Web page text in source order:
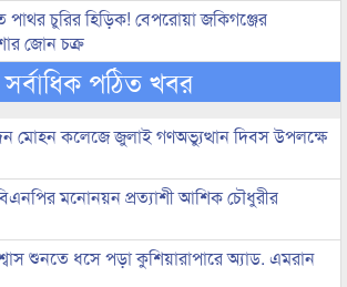
চুরির হিড়িক! বেপরোয়া জকিগঞ্জের
জোন চক্র
সর্বাধিক পঠিত খবর
মোহন কলেজে জুলাই গণঅভ্যুত্থান দিবস উপলক্ষে
মনোনয়ন প্রত্যাশী আশিক চৌধুরীর
শুনতে ধসে পড়া কুশিয়ারাপারে অ্যাড. এমরান